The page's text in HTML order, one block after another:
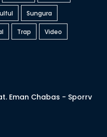
Sungura
Trap Video
Eman Chabas - Sporrv